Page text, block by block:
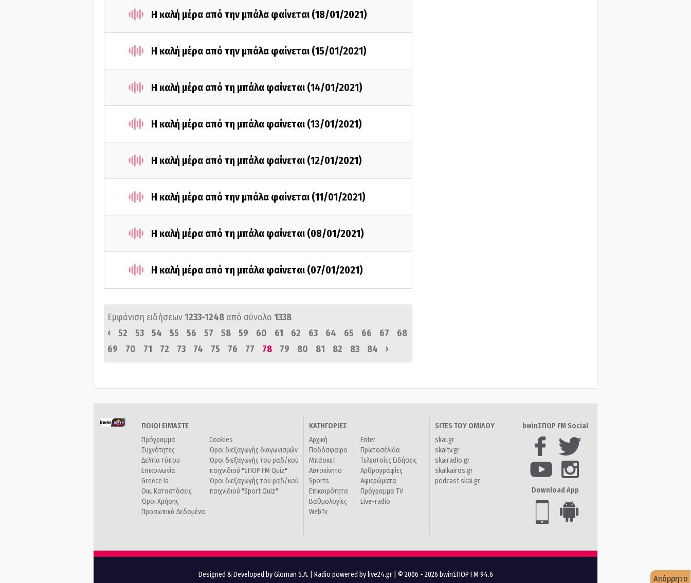
Η καλή μέρα από την μπάλα φαίνεται (18/01/2021)
Η καλή μέρα από την μπάλα φαίνεται (15/01/2021)
Η καλή μέρα από τη μπάλα φαίνεται (14/01/2021)
Η καλή μέρα από τη μπάλα φαίνεται (13/01/2021)
Η καλή μέρα από τη μπάλα φαίνεται (12/01/2021)
Η καλή μέρα από την μπάλα φαίνεται (11/01/2021)
Η καλή μέρα από τη μπάλα φαίνεται (08/01/2021)
Η καλή μέρα από τη μπάλα φαίνεται (07/01/2021)
Εμφάνιση ειδήσεων1233-1248 από σύνολο 1338
‹
52 53 54 55 56 57 58 59 60 61 62 63 64 65 66 67
68
69
70 71 72 73 74 75 76 77 78 79 80 81 82 83 84 ›
ΠΟΙΟΙ ΕΙΜΑΣΤΕ
Πρόγραμμα
Συχνότητες
Δελτία τύπου
Επικοινωνία
Greece Is
Οικ. Καταστάσεις
Όροι Χρήσης
Προσωπικά Δεδομένα
Cookies
Όροι διεξαγωγής διαγωνισμών
Όροι διεξαγωγής του ραδ/κού
παιχνιδιού "ΣΠΟΡ FM Quiz"
Όροι διεξαγωγής του ραδ/κού
παιχνιδιού "Sport Quiz"
ΚΑΤΗΓΟΡΙΕΣ
Αρχική
Ποδόσφαιρο
Μπάσκετ
Αυτοκίνητο
Sports
Επικαιρότητα
Βαθμολογίες
WebTv
Enter
Πρωτοσέλιδα
Τελευταίες Ειδήσεις
Αρθρογραφίες
Αφιερώματα
Πρόγραμμα TV
Live-radio
SITES ΤΟΥ ΟΜΙΛΟΥ
skai.gr
skaitv.gr
skairadio.gr
skaikairos.gr
podcast.skai.gr
bwinΣΠΟΡ FM Social
Download App
Designed & Developed by Gloman S.A. Radio powered by live24.gr | © 2006 - 2026 bwinΣΠΟΡ FM 94.6 Απόρρητο